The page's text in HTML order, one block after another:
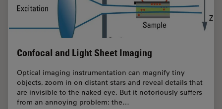
Confocal and Light Sheet Imaging
Optical imaging instrumentation can magnify tiny
objects, zoom in on distant stars and reveal details that
are invisible to the naked eye. But it notoriously suffers
from an annoying problem: the…